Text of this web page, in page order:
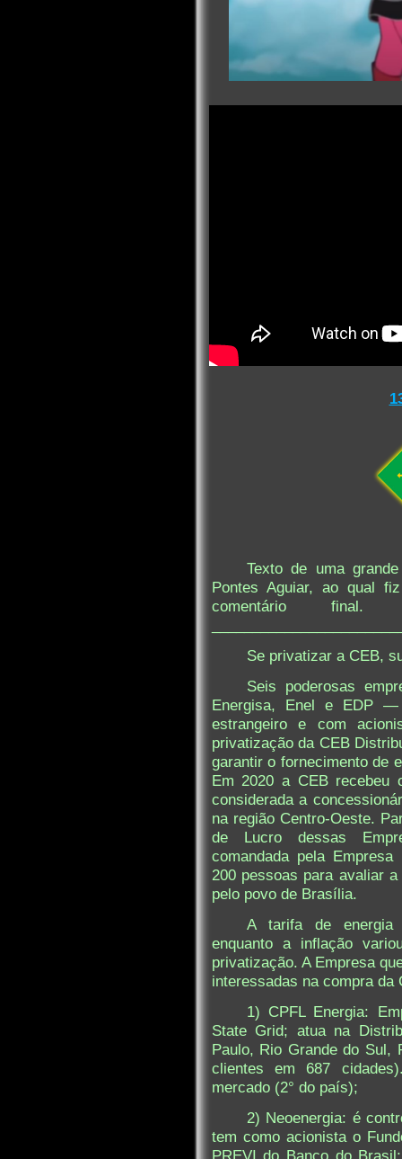
Texto de uma
Pontes Aguiar, ao qual
comentário
Se privatizar a CEB,
Seis poderosas
Energisa, Enel e EDP —
estrangeiro e com
privatização da CEB
garantir o fornecimento de
Em 2020 a CEB recebeu
considerada a
na região Centro-Oeste.
de Lucro dessas
comandada pela
200 pessoas para avaliar
pelo povo de Brasília.
A tarifa de energia
enquanto a inflação
privatização. A Empresa
interessadas na compra da
1) CPFL Energia:
State Grid; atua na
Paulo, Rio Grande do Sul,
clientes em 687
mercado (2° do país);
2) Neoenergia: é
tem como acionista o